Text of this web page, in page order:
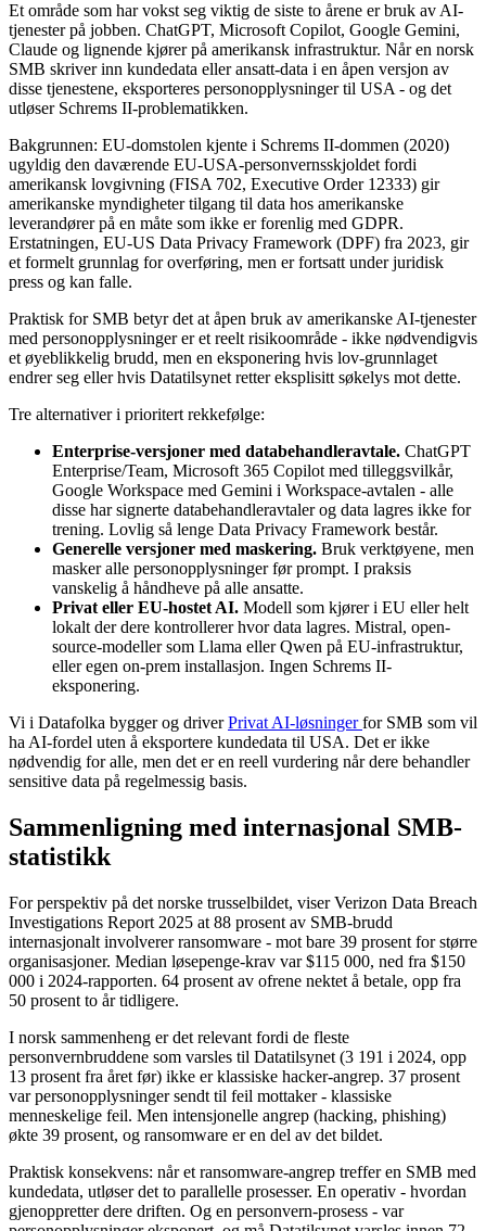
Et område som har vokst seg viktig de siste to årene er bruk av AI-
tjenester på jobben. ChatGPT, Microsoft Copilot, Google Gemini,
Claude og lignende kjører på amerikansk infrastruktur. Når en norsk
SMB skriver inn kundedata eller ansatt-data i en åpen versjon av
disse tjenestene, eksporteres personopplysninger til USA - og det
utløser Schrems II-problematikken.
Bakgrunnen: EU-domstolen kjente i Schrems II-dommen (2020)
ugyldig den daværende EU-USA-personvernsskjoldet fordi
amerikansk lovgivning (FISA 702, Executive Order 12333) gir
amerikanske myndigheter tilgang til data hos amerikanske
leverandører på en måte som ikke er forenlig med GDPR.
Erstatningen, EU-US Data Privacy Framework (DPF) fra 2023, gir
et formelt grunnlag for overføring, men er fortsatt under juridisk
press og kan falle.
Praktisk for SMB betyr det at åpen bruk av amerikanske AI-tjenester
med personopplysninger er et reelt risikoområde - ikke nødvendigvis
et øyeblikkelig brudd, men en eksponering hvis lov-grunnlaget
endrer seg eller hvis Datatilsynet retter eksplisitt søkelys mot dette.
Tre alternativer i prioritert rekkefølge:
Enterprise-versjoner med databehandleravtale. ChatGPT
Enterprise/Team, Microsoft 365 Copilot med tilleggsvilkår,
Google Workspace med Gemini i Workspace-avtalen - alle
disse har signerte databehandleravtaler og data lagres ikke for
trening. Lovlig så lenge Data Privacy Framework består.
Generelle versjoner med maskering. Bruk verktøyene, men
masker alle personopplysninger før prompt. I praksis
vanskelig å håndheve på alle ansatte.
Privat eller EU-hostet AI. Modell som kjører i EU eller helt
lokalt der dere kontrollerer hvor data lagres. Mistral, open-
source-modeller som Llama eller Qwen på EU-infrastruktur,
eller egen on-prem installasjon. Ingen Schrems II-
eksponering.
Vi i Datafolka bygger og driverPrivat AI-løsningerfor SMB som vil
ha AI-fordel uten å eksportere kundedata til USA. Det er ikke
nødvendig for alle, men det er en reell vurdering når dere behandler
sensitive data på regelmessig basis.
Sammenligning med internasjonal SMB-
statistikk
For perspektiv på det norske trusselbildet, viser Verizon Data Breach
Investigations Report 2025 at 88 prosent av SMB-brudd
internasjonalt involverer ransomware - mot bare 39 prosent for større
organisasjoner. Median løsepenge-krav var $115 000, ned fra $150
000 i 2024-rapporten. 64 prosent av ofrene nektet å betale, opp fra
50 prosent to år tidligere.
I norsk sammenheng er det relevant fordi de fleste
personvernbruddene som varsles til Datatilsynet (3 191 i 2024, opp
13 prosent fra året før) ikke er klassiske hacker-angrep. 37 prosent
var personopplysninger sendt til feil mottaker - klassiske
menneskelige feil. Men intensjonelle angrep (hacking, phishing)
økte 39 prosent, og ransomware er en del av det bildet.
Praktisk konsekvens: når et ransomware-angrep treffer en SMB med
kundedata, utløser det to parallelle prosesser. En operativ - hvordan
gjenoppretter dere driften. Og en personvern-prosess - var